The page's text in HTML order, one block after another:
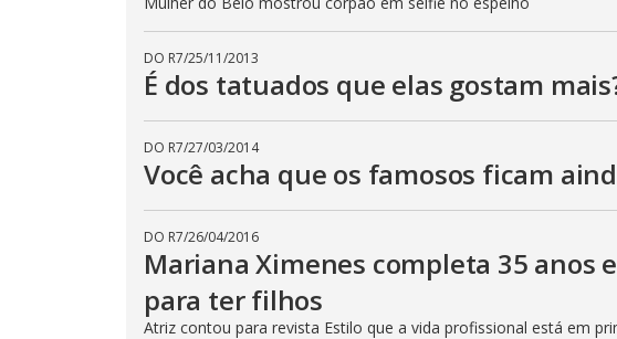
d
e
o
DO R7/25/11/2013
É dos tatuados que elas gostam
DO R7/27/03/2014
Você acha que os famosos ficam
DO R7/26/04/2016
Mariana Ximenes completa 35 anos
para ter filhos
Atriz contou para revista Estilo que a vida profissional está em